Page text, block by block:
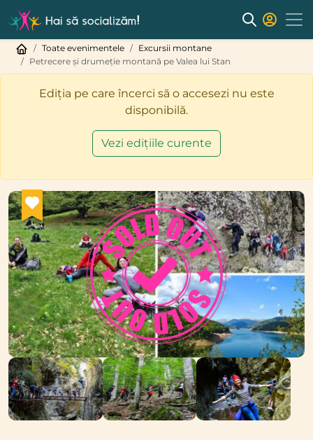
Toate evenimentele
Excursii montane
Petrecere și drumeție montană pe Valea lui Stan
Ediția pe care încerci să o accesezi nu este
disponibilă.
Vezi edițiile curente